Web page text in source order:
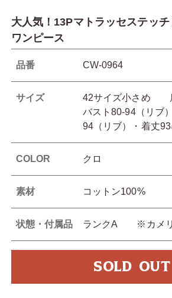
大人気！13Pマトラッセステッ
ワンピース
品番 CW-0964
サイズ
42サイズ小さめ
バスト80-94（リブ
94（リブ）・着丈93
COLOR クロ
素材 コットン100%
状態・付属品 ランクA ※カメリ
SOLD OUT